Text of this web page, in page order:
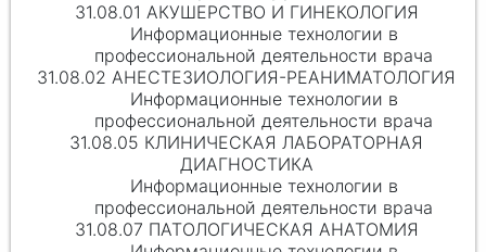
31.08.01 АКУШЕРСТВО И ГИНЕКОЛОГИЯ
Информационные технологии в
профессиональной деятельности врача
31.08.02 АНЕСТЕЗИОЛОГИЯ-РЕАНИМАТОЛОГИЯ
Информационные технологии в
профессиональной деятельности врача
31.08.05 КЛИНИЧЕСКАЯ ЛАБОРАТОРНАЯ
ДИАГНОСТИКА
Информационные технологии в
профессиональной деятельности врача
31.08.07 ПАТОЛОГИЧЕСКАЯ АНАТОМИЯ